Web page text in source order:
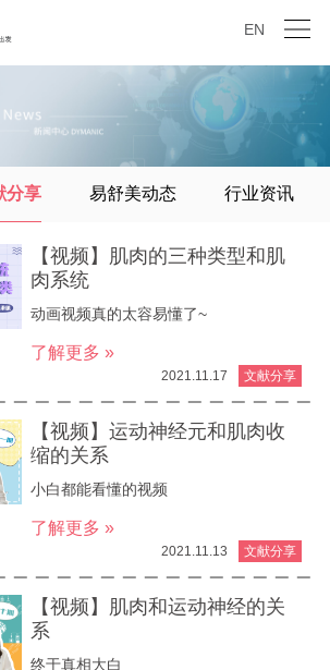
EN
分享 易舒美动态 行业资讯
【视频】肌肉的三种类型和肌
肉系统
动画视频真的太容易懂了~
了解更多 »
文献分享
2021.11.17
【视频】运动神经元和肌肉收
缩的关系
小白都能看懂的视频
了解更多 »
文献分享
2021.11.13
【视频】肌肉和运动神经的关
系
终于真相大白